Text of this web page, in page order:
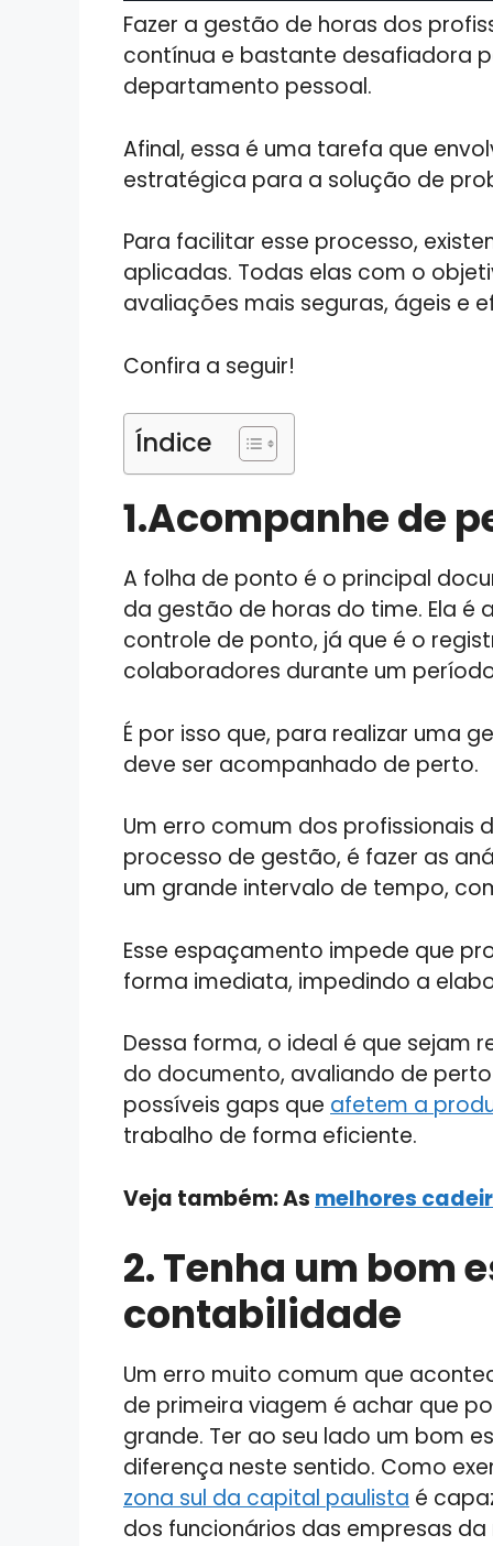
Fazer a gestão de horas dos
contínua e bastante desafiadora
departamento pessoal.
Afinal, essa é uma tarefa que
estratégica para a solução de
Para facilitar esse processo,
aplicadas. Todas elas com o
avaliações mais seguras, ágeis e
Confira a seguir!
Índice
1.Acompanhe de
A folha de ponto é o principal
da gestão de horas do time. Ela
controle de ponto, já que é o
colaboradores durante um
É por isso que, para realizar uma
deve ser acompanhado de perto.
Um erro comum dos profissionais
processo de gestão, é fazer as
um grande intervalo de tempo,
Esse espaçamento impede que
forma imediata, impedindo a
Dessa forma, o ideal é que sejam
do documento, avaliando de
possíveis gaps que afetem a
trabalho de forma eficiente.
Veja também: As melhores
2. Tenha um bom
contabilidade
Um erro muito comum que
de primeira viagem é achar que
grande. Ter ao seu lado um bom
diferença neste sentido. Como
zona sul da capital paulista é
dos funcionários das empresas